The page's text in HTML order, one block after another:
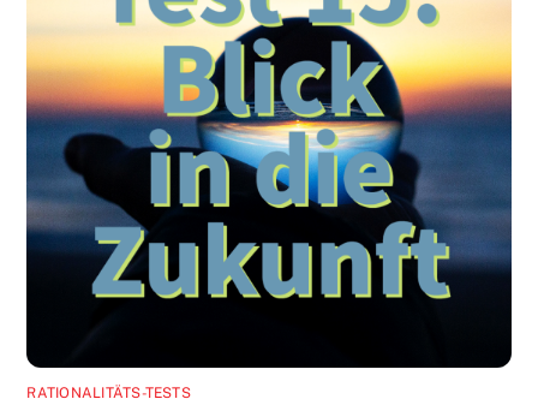
RATIONALITÄTS-TESTS